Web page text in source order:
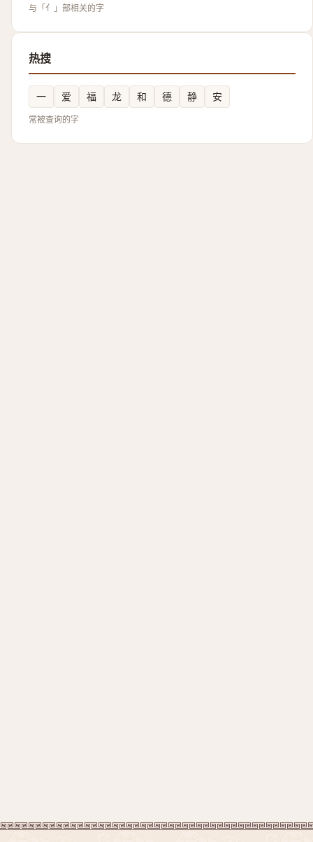
与「亻」部相关的字
热搜
一 爱 福 龙 和 德 静 安
常被查询的字